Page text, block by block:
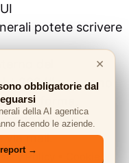
potete scrivere
del
2024” non sono
forma,
un link
viamail.
Policy
×
obbligatorie dal
della AI agentica
facendo le aziende.
→